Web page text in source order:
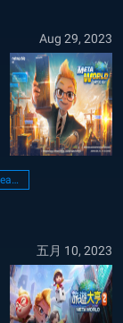
Aug 29, 2023
InstaPlay Feature
五月 10, 2023